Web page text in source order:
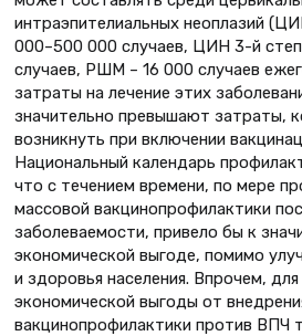
интраэпителиальных неоплазий
000–500 000 случаев, ЦИН 3-й
случаев, РШМ – 16 000 случаев
затраты на лечение этих
значительно превышают затраты,
возникнуть при включении
Национальный календарь
что с течением времени, по мере
массовой вакцинопрофилактики
заболеваемости, привело бы к
экономической выгоде, помимо
и здоровья населения. Впрочем,
экономической выгоды от
вакцинопрофилактики против ВПЧ